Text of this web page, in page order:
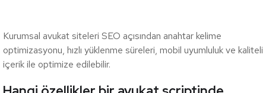
Kurumsal avukat siteleri SEO açısından anahtar kelime
optimizasyonu, hızlı yüklenme süreleri, mobil uyumluluk ve kaliteli
içerik ile optimize edilebilir.